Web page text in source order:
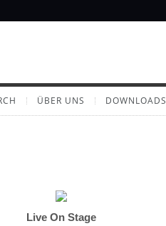
ÜBER UNS DOWNLOADS
Live On Stage